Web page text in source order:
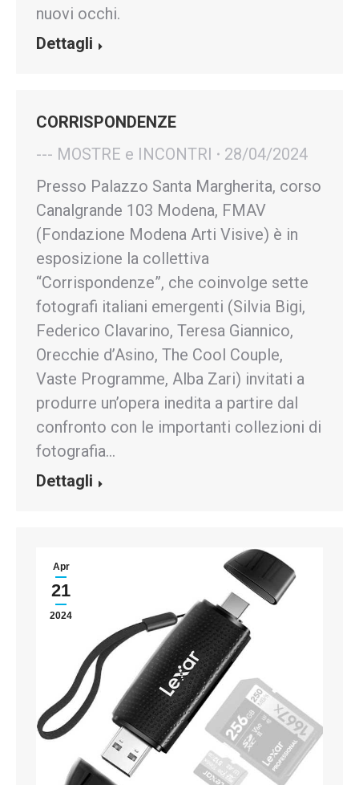
nuovi occhi.
Dettagli
CORRISPONDENZE
--- MOSTRE e INCONTRI
28/04/2024
Presso Palazzo Santa Margherita, corso
Canalgrande 103 Modena, FMAV
(Fondazione Modena Arti Visive) è in
esposizione la collettiva
“Corrispondenze”, che coinvolge sette
fotografi italiani emergenti (Silvia Bigi,
Federico Clavarino, Teresa Giannico,
Orecchie d’Asino, The Cool Couple,
Vaste Programme, Alba Zari) invitati a
produrre un’opera inedita a partire dal
confronto con le importanti collezioni di
fotografia…
Dettagli
Apr
21
2024